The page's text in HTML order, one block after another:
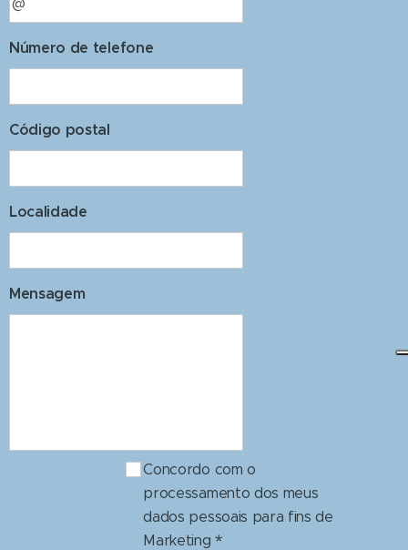
Número de telefone
Código postal
Localidade
Mensagem
Concordo com o
processamento dos meus
dados pessoais para fins de
Marketing